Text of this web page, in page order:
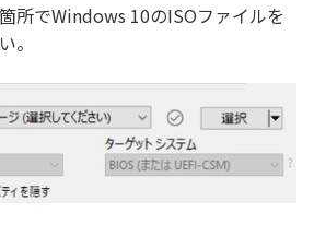
所でWindows 10のISOファイルを
。